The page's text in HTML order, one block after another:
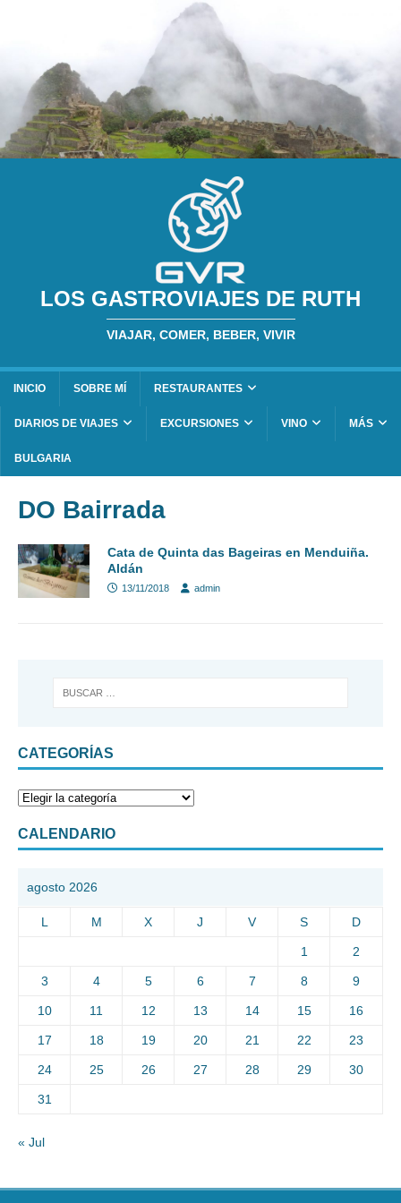
LOS GASTROVIAJES DE RUTH
VIAJAR, COMER, BEBER, VIVIR
INICIO SOBRE MÍ RESTAURANTES
DIARIOS DE VIAJES EXCURSIONES VINO MÁS
BULGARIA
DO Bairrada
Cata de Quinta das Bageiras en Menduiña.
Aldán
13/11/2018 admin
CATEGORÍAS
CALENDARIO
agosto 2026
L M X J V S D
1 2
3 4 5 6 7 8 9
10 11 12 13 14 15 16
17 18 19 20 21 22 23
24 25 26 27 28 29 30
31
« Jul